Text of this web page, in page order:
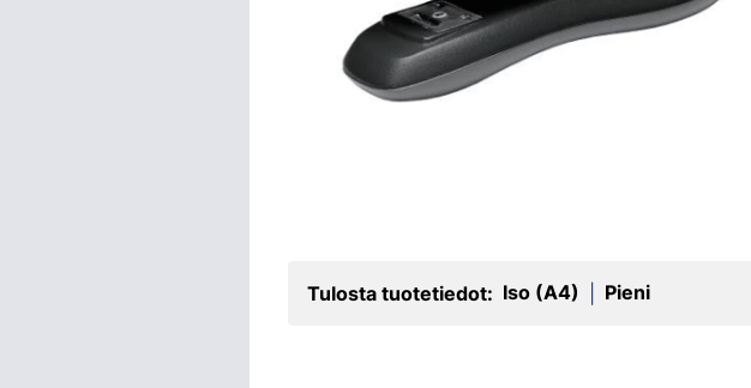
Tulosta tuotetiedot: Iso (A4) Pieni